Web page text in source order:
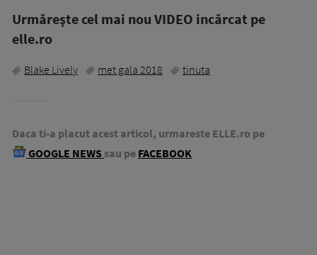
Urmăreşte cel mai nou VIDEO incărcat pe
elle.ro
Blake Lively met gala 2018 tinuta
Daca ti-a placut acest articol, urmareste ELLE.ro pe
GOOGLE NEWS sau pe FACEBOOK